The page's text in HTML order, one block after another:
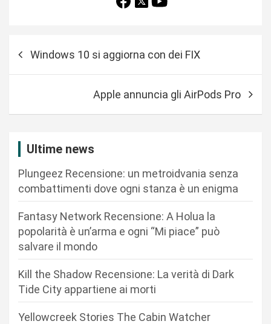
Windows 10 si aggiorna con dei FIX
Apple annuncia gli AirPods Pro
Ultime news
Plungeez Recensione: un metroidvania senza
combattimenti dove ogni stanza è un enigma
Fantasy Network Recensione: A Holua la
popolarità è un’arma e ogni “Mi piace” può
salvare il mondo
Kill the Shadow Recensione: La verità di Dark
Tide City appartiene ai morti
Yellowcreek Stories The Cabin Watcher